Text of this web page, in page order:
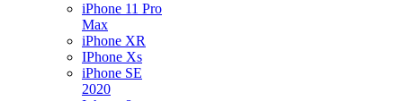
iPhone 11 Pro
Max
iPhone XR
IPhone Xs
iPhone SE
2020